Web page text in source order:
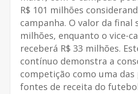
R$ 101 milhões
campanha. O valor da final
milhões, enquanto o vice-
receberá R$ 33 milhões.
contínuo demonstra a
competição como uma
fontes de receita do